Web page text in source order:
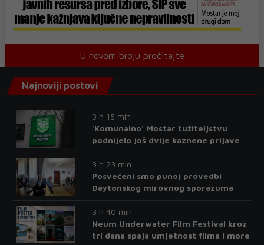
U novom broju pročitajte
Najnoviji postovi
3 h 15 min
'Komunalno' Mostar tužiteljstvu
podnijelo još dvije kaznene prijave
3 h 23 min
Posvećeni smo punoj provedbi
Daytonskog mirovnog sporazuma
3 h 40 min
Neum Underwater Film Festival kroz
tri dana spaja umjetnost filma i more